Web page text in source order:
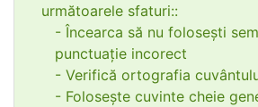
următoarele sfaturi::
- Încearca să nu folosești
punctuație incorect
- Verifică ortografia
- Folosește cuvinte cheie